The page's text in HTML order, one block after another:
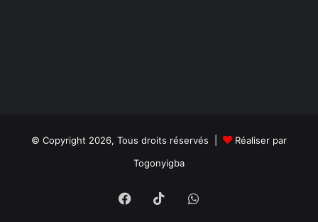
© Copyright 2026, Tous droits réservés |
Réaliser par
Togonyigba
Facebook
TikTokWhatsApp